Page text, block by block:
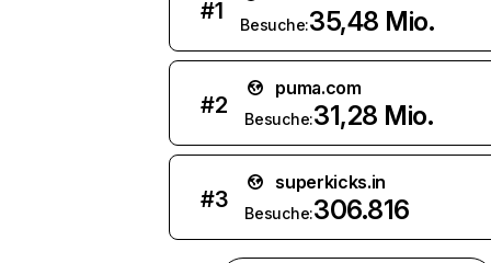
#1
Besuche:35,48 Mio.
#2
puma.com
Besuche:31,28 Mio.
#3
superkicks.in
Besuche:306.816